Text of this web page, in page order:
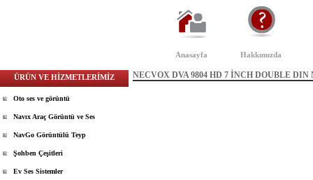
Anasayfa Hakkımızda
ÜRÜN VE HİZMETLERİMİZ
Oto ses ve görüntü
Navıx Araç Görüntü ve Ses
NavGo Görüntülü Teyp
Şohben Çeşitleri
Ev Ses Sistemler
NECVOX DVA 9804 HD 7 İNCH DOUBLE